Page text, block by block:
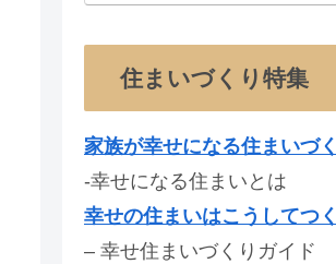
住まいづくり特集
家族が幸せになる住まいづ
-幸せになる住まいとは
幸せの住まいはこうしてつ
– 幸せ住まいづくりガイド